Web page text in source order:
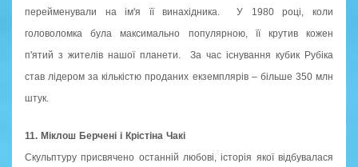
перейменували на ім'я її винахідника. У 1980 році, коли
головоломка була максимально популярною, її крутив кожен
п'ятий з жителів нашої планети. За час існування кубик Рубіка
став лідером за кількістю проданих екземплярів – більше 350 млн
штук.
11. Міклош Берчені і Крістіна Чакі
Скульптуру присвячено останній любові, історія якої відбувалася